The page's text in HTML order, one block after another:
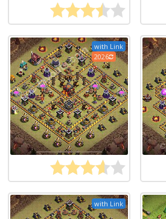
with Link
2026
with Link